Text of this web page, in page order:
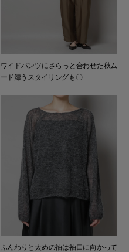
ワイドパンツにさらっと合わせた秋ム
ード漂うスタイリングも〇
ふんわりと太めの袖は袖口に向かって